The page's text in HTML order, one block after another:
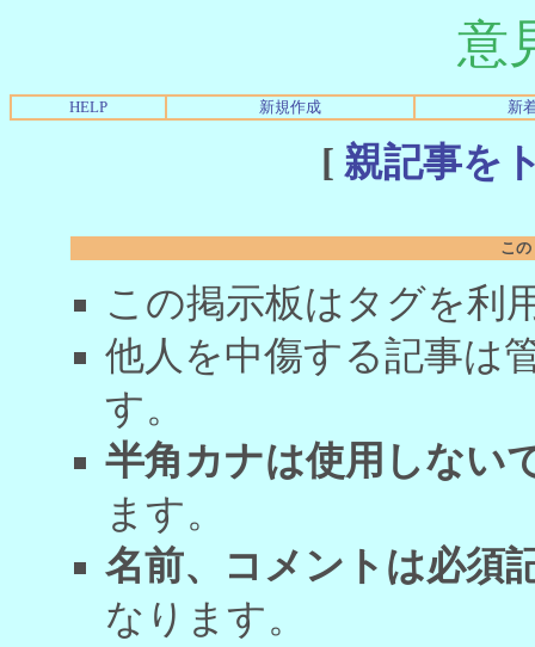
意
HELP 新規作成 新
[ 親記事を
こ
この掲示板はタグを利
他人を中傷する記事は
す。
半角カナは使用しない
ます。
名前、コメントは必須
なります。